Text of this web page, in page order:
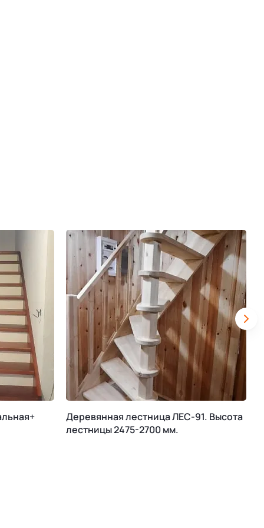
Деревянная лестница ЛЕС-91. Высота
лестницы 2475-2700 мм.